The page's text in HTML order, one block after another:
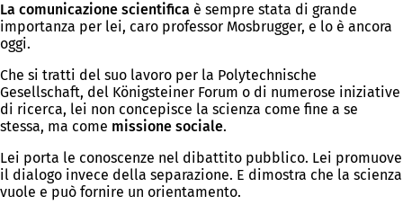
La comunicazione scientifica è sempre stata di grande
importanza per lei, caro professor Mosbrugger, e lo è ancora
oggi.
Che si tratti del suo lavoro per la Polytechnische
Gesellschaft, del Königsteiner Forum o di numerose iniziative
di ricerca, lei non concepisce la scienza come fine a se
stessa, ma come missione sociale.
Lei porta le conoscenze nel dibattito pubblico. Lei promuove
il dialogo invece della separazione. E dimostra che la scienza
vuole e può fornire un orientamento.